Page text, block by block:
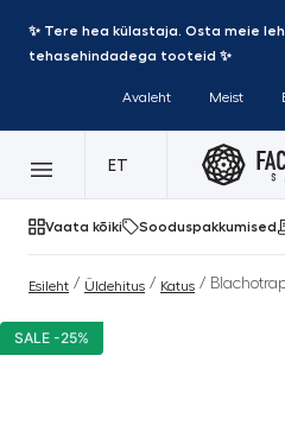
✨ Tere hea külastaja. Osta meie
tehasehindadega tooteid ✨
Avaleht Meist
ET
Vaata kõiki Sooduspakkumised
Esileht / Üldehitus / Katus /
SALE -25%